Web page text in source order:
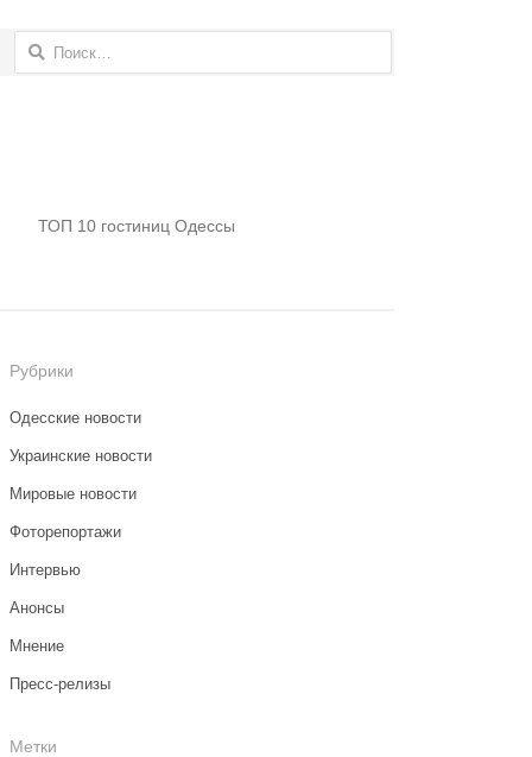
Найти:
ТОП 10 гостиниц Одессы
Рубрики
Одесские новости
Украинские новости
Мировые новости
Фоторепортажи
Интервью
Анонсы
Мнение
Пресс-релизы
Метки